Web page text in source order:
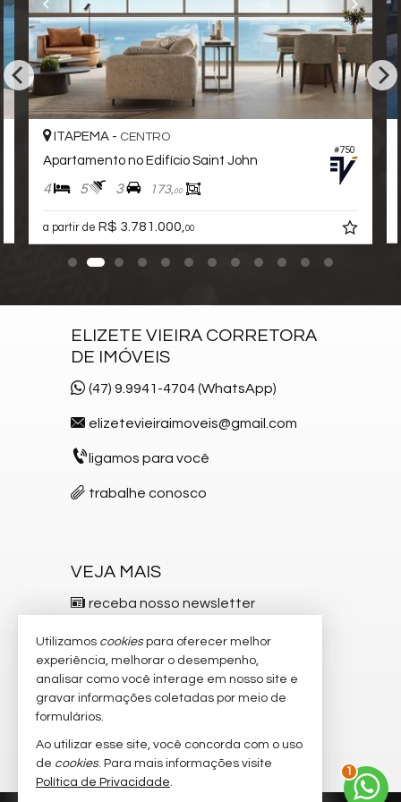
Elevador
Pet Place
Coworking
Mini Mercado
Quadra de Padel
Deck Molhado
Espaço Zen
Pìscina Térmica
Entrada para Banhistas
Box de Praia
Painéis de Energia Solar
Infra para Veículos Elétricos
Acessibilidade para PNE
Hidromassagem
#750
ITAPEMA - CENTRO
Apartamento no Edifício Saint John
4 5 3 173,00
a partir de R$ 3.781.000, 00
ELIZETE VIEIRA CORRETORA
DE IMÓVEIS
(47) 9.9941-4704 (WhatsApp)
elizetevieiraimoveis@gmail.com
ligamos para você
trabalhe conosco
VEJA MAIS
receba nosso newsletter
indicadores financeiros
cadastre seu imóvel
imóveis favoritos
mapa de imóveis
Utilizamos cookiespara oferecer melhor
experiência, melhorar o desempenho,
analisar como você interage em nosso site e
gravar informações coletadas por meio de
formulários.
Ao utilizar esse site, você concorda com o uso
de cookies. Para mais informações visite
Política de Privacidade.